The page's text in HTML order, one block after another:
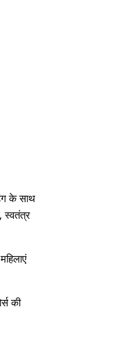
के साथ
स्वतंत्र
की